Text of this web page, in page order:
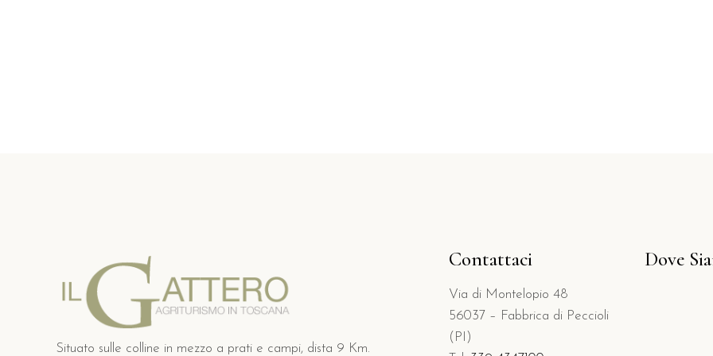
Situato sulle colline in mezzo a prati e campi, dista 9 Km.
Contattaci
Via di Montelopio 48
56037 – Fabbrica di Peccioli
(PI)
Dove